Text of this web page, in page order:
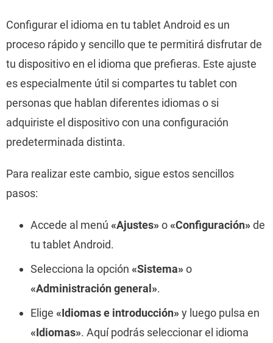
Configurar el idioma en tu tablet Android es un
proceso rápido y sencillo que te permitirá disfrutar de
tu dispositivo en el idioma que prefieras. Este ajuste
es especialmente útil si compartes tu tablet con
personas que hablan diferentes idiomas o si
adquiriste el dispositivo con una configuración
predeterminada distinta.
Para realizar este cambio, sigue estos sencillos
pasos:
Accede al menú «Ajustes»o«Configuración»de
tu tablet Android.
Selecciona la opción «Sistema»o
«Administración general».
Elige «Idiomas e introducción»y luego pulsa en
«Idiomas». Aquí podrás seleccionar el idioma